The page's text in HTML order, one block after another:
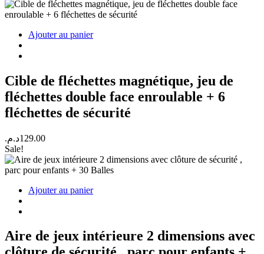
Ajouter au panier
Cible de fléchettes magnétique, jeu de
fléchettes double face enroulable + 6
fléchettes de sécurité
129.00د.م.
Sale!
Ajouter au panier
Aire de jeux intérieure 2 dimensions avec